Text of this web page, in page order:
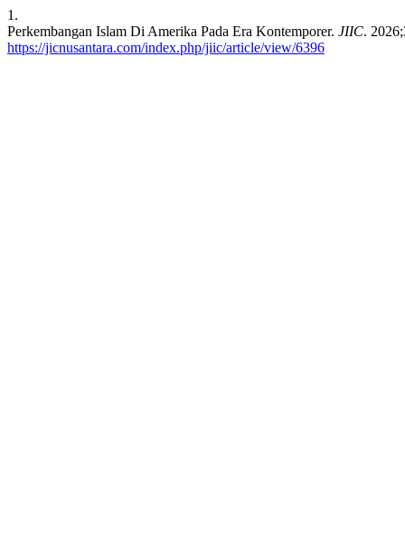
1.
Perkembangan Islam Di Amerika Pada Era Kontemporer. JIIC.
https://jicnusantara.com/index.php/jiic/article/view/6396